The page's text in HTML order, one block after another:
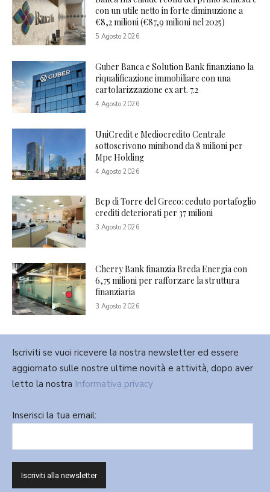
con un utile netto in forte diminuzione a
€8,2 milioni (€87,9 milioni nel 2025)
5 Agosto 2026
Guber Banca e Solution Bank finanziano la
riqualificazione immobiliare con una
cartolarizzazione ex art. 7.2
4 Agosto 2026
UniCredit e Mediocredito Centrale
sottoscrivono minibond da 8 milioni per
Mpe Holding
4 Agosto 2026
Bcp di Torre del Greco: ceduto portafoglio
crediti deteriorati per 37 milioni
3 Agosto 2026
Cherry Bank finanzia Breda Energia con
6,75 milioni per rafforzare la struttura
finanziaria
3 Agosto 2026
Iscriviti se vuoi ricevere la nostra newsletter ed essere
aggiornato sulle nostre ultime novità e attività, dopo aver
letto la nostra Informativa privacy
Inserisci la tua email: